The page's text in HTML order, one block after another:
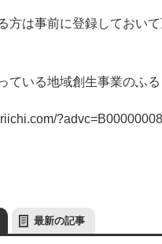
方は事前に登録しておい
ている地域創生事業のふ
最新の記事